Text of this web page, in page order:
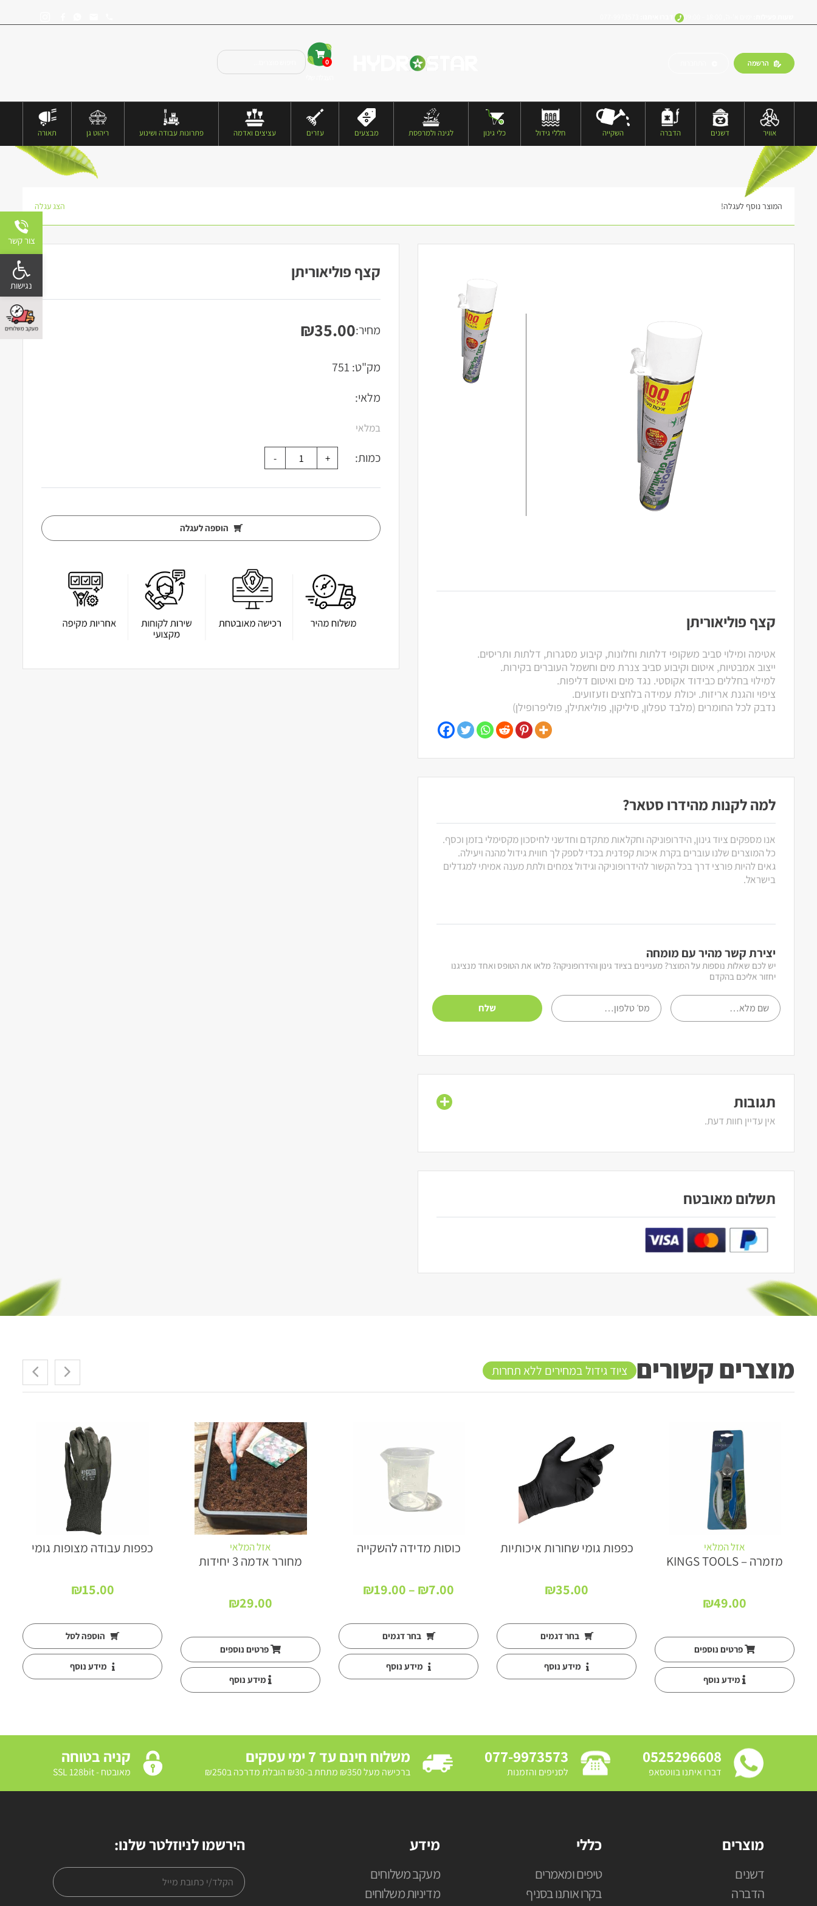
הרשמה 0
אוויר דשנים הדברה השקייה חללי גידול כלי גינון לגינה ולמרפסת מבצעים עזרים עציצים ואדמה פתרונות עבודה ושינוע ריהוט גן תאורה
המוצר נוסף לעגלה! הצג עגלה
קצף פוליאוריתן
אטימה ומילוי סביב משקופי דלתות וחלונות, קיבוע מסגרות, דלתות ותריסים.
ייצוב אמבטיות, איטום וקיבוע סביב צנרת מים וחשמל העוברים בקירות.
למילוי בחללים כבידוד אקוסטי. נגד מים ואיטום דליפות.
ציפוי והגנת אריזות. יכולת עמידה בלחצים וזעזועים.
נדבק לכל החומרים (מלבד טפלון, סיליקון, פוליאתילן, פוליפרופילן)
למה לקנות מהידרו סטאר?
אנו מספקים ציוד גינון, הידרופוניקה וחקלאות מתקדם וחדשני לחיסכון מקסימלי בזמן וכסף.
כל המוצרים שלנו עוברים בקרת איכות קפדנית בכדי לספק לך חווית גידול מהנה ויעילה.
גאים להיות פורצי דרך בכל הקשור להידרופוניקה וגידול צמחים ולתת מענה אמיתי למגדלים
בישראל.
יצירת קשר מהיר עם מומחה
יש לכם שאלות נוספות על המוצר? מעניינים בציוד גינון והידרופוניקה? מלאו את הטופס ואחד מנציגנו
יחזור אליכם בהקדם
תגובות
אין עדיין חוות דעת.
תשלום מאובטח
קצף פוליאוריתן
מחיר: ₪35.00
מק"ט: 751
מלאי:
במלאי
כמות:
הוספה לעגלה
מוצרים קשורים ציוד גידול במחירים ללא תחרות
אזל המלאי
מזמרה – KINGS TOOLS
₪49.00
פרטים נוספים
מידע נוסף
כפפות גומי שחורות איכותיות
₪35.00
בחר דגמים
מידע נוסף
כוסות מדידה להשקייה
₪7.00
–
₪19.00
עד בחר דגמים
מידע נוסף
אזל המלאי
מחורר אדמה 3 יחידות
₪29.00
פרטים נוספים
מידע נוסף
כפפות עבודה מצופות גומי
₪15.00
הוספה לסל
מידע נוסף
0525296608
דברו איתנו בווטסאפ
077-9973573
לסניפים והזמנות
משלוח חינם עד 7 ימי עסקים
ברכישה מעל ₪350 מתחת ב-₪30 הובלת מדרכה ב₪250
קניה בטוחה
מאובטח - SSL 128bit
מוצרים
דשנים
הדברה
כללי
טיפים ומאמרים
בקרו אותנו בסניף
מידע
מעקב משלוחים
מדיניות משלוחים
הירשמו לניוזלטר שלנו:
צור קשר
פתח